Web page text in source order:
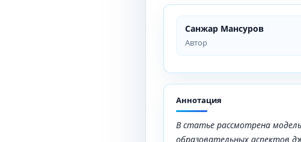
Санжар Мансуров
Автор
Аннотация
В статье рассмотрена
образовательных аспектов